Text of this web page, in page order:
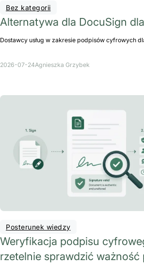
Bez kategorii
Alternatywa dla DocuSign
Dostawcy usług w zakresie podpisów cyfrowych
2026-07-24Agnieszka Grzybek
Posterunek wiedzy
Weryfikacja podpisu
rzetelnie sprawdzić ważność